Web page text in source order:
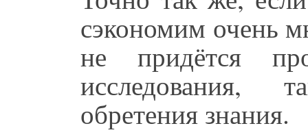
сэкономим очень
не придётся
исследования,
обретения знания.